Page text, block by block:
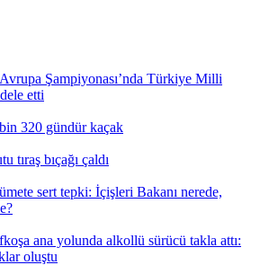
Şampiyonası’nda Türkiye Milli
etti
320 gündür kaçak
tıraş bıçağı çaldı
sert tepki: İçişleri Bakanı nerede,
ana yolunda alkollü sürücü takla attı:
oluştu